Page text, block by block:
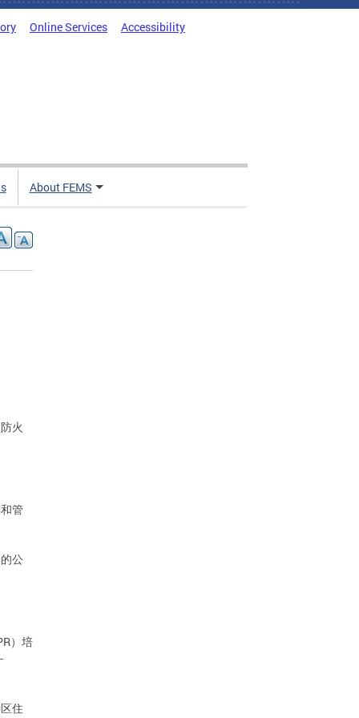
Online Services Accessibility
About FEMS
火
管
公
）培
住